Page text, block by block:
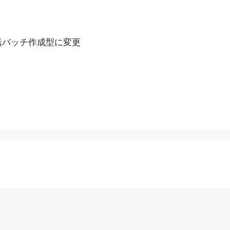
ッチ作成型に変更